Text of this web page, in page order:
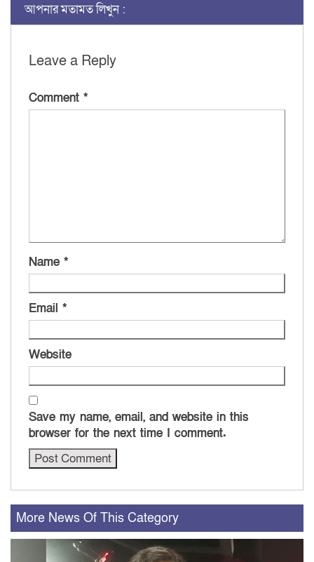
আপনার মতামত লিখুন :
Leave a Reply
Comment *
Name *
Email *
Website
Save my name, email, and website in this
browser for the next time I comment.
More News Of This Category